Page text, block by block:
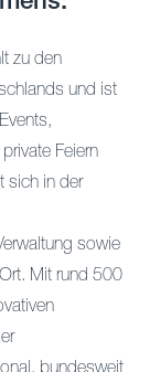
zu den
und ist
Feiern
sich in der
sowie
Mit rund 500